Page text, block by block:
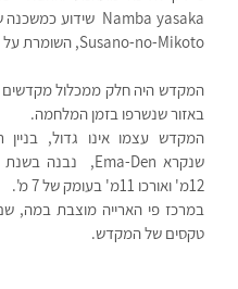
Susano-no-Mikoto, השומרת על  Namba .
באזור שנשרפו בזמן המלחמה.
12מ' ואורכו 11מ' בעומק של 7 מ'.
טקסים של המקדש.